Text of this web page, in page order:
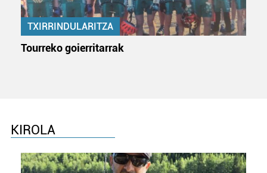
TXIRRINDULARITZA
Tourreko goierritarrak
KIROLA